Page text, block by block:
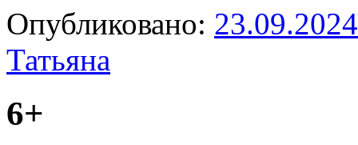
Опубликовано: 23.09.2024
Татьяна
6+